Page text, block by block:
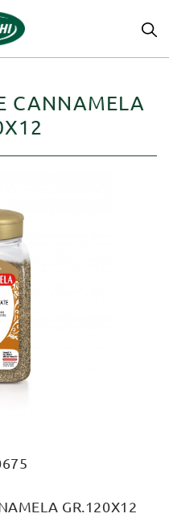
CANNAMELA
GR.120X12